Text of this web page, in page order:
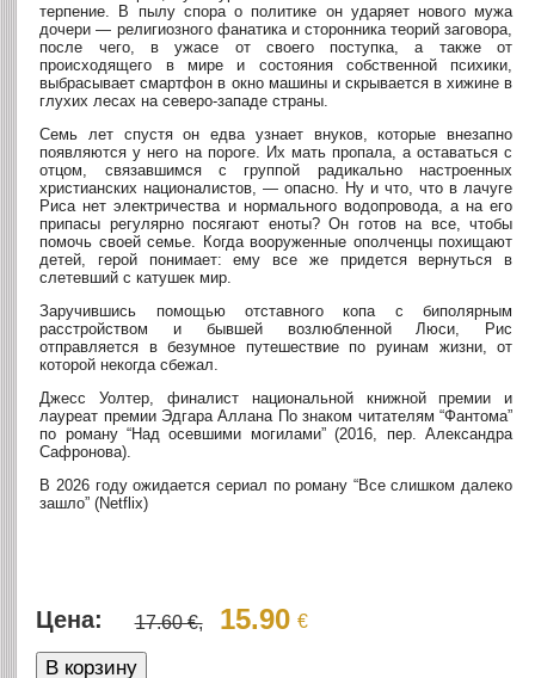
терпение. В пылу спора о политике он ударяет нового мужа
дочери — религиозного фанатика и сторонника теорий заговора,
после чего, в ужасе от своего поступка, а также от
происходящего в мире и состояния собственной психики,
выбрасывает смартфон в окно машины и скрывается в хижине в
глухих лесах на северо-западе страны.
Семь лет спустя он едва узнает внуков, которые внезапно
появляются у него на пороге. Их мать пропала, а оставаться с
отцом, связавшимся с группой радикально настроенных
христианских националистов, — опасно. Ну и что, что в лачуге
Риса нет электричества и нормального водопровода, а на его
припасы регулярно посягают еноты? Он готов на все, чтобы
помочь своей семье. Когда вооруженные ополченцы похищают
детей, герой понимает: ему все же придется вернуться в
слетевший с катушек мир.
Заручившись помощью отставного копа с биполярным
расстройством и бывшей возлюбленной Люси, Рис
отправляется в безумное путешествие по руинам жизни, от
которой некогда сбежал.
Джесс Уолтер, финалист национальной книжной премии и
лауреат премии Эдгара Аллана По знаком читателям “Фантома”
по роману “Над осевшими могилами” (2016, пер. Александра
Сафронова).
В 2026 году ожидается сериал по роману “Все слишком далеко
зашло” (Netflix)
Цена: 17.60 €, 15.90 €